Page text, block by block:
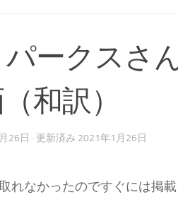
パークスさ
和訳）
26日 · 更新済み 2021年1月26日
れなかったのですぐには掲載